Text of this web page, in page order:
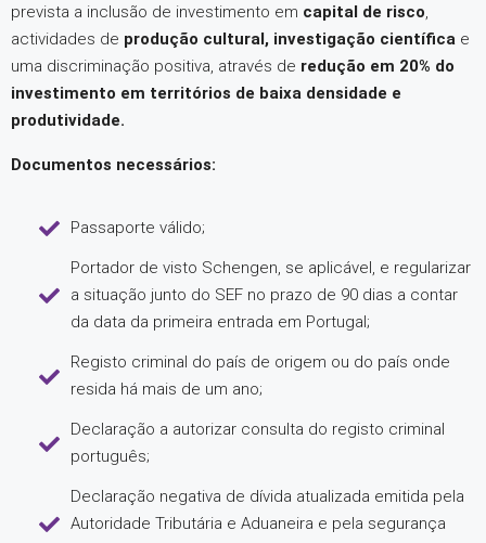
prevista a inclusão de investimento em capital de risco,
actividades de produção cultural, investigação científica e
uma discriminação positiva, através de redução em 20% do
investimento em territórios de baixa densidade e
produtividade.
Documentos necessários:
Passaporte válido;
Portador de visto Schengen, se aplicável, e regularizar
a situação junto do SEF no prazo de 90 dias a contar
da data da primeira entrada em Portugal;
Registo criminal do país de origem ou do país onde
resida há mais de um ano;
Declaração a autorizar consulta do registo criminal
português;
Declaração negativa de dívida atualizada emitida pela
Autoridade Tributária e Aduaneira e pela segurança